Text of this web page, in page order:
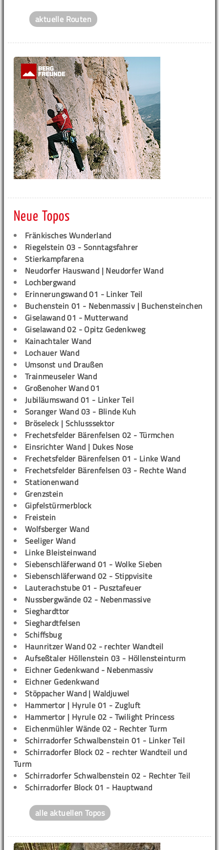
aktuelle Routen
Neue Topos
Fränkisches Wunderland
Riegelstein 03 - Sonntagsfahrer
Stierkampfarena
Neudorfer Hauswand | Neudorfer Wand
Lochbergwand
Erinnerungswand 01 - Linker Teil
Buchenstein 01 - Nebenmassiv | Buchensteinchen
Giselawand 01 - Mutterwand
Giselawand 02 - Opitz Gedenkweg
Kainachtaler Wand
Lochauer Wand
Umsonst und Draußen
Trainmeuseler Wand
Großenoher Wand 01
Jubiläumswand 01 - Linker Teil
Soranger Wand 03 - Blinde Kuh
Bröseleck | Schlusssektor
Frechetsfelder Bärenfelsen 02 - Türmchen
Einsrichter Wand | Dukes Nose
Frechetsfelder Bärenfelsen 01 - Linke Wand
Frechetsfelder Bärenfelsen 03 - Rechte Wand
Stationenwand
Grenzstein
Gipfelstürmerblock
Freistein
Wolfsberger Wand
Seeliger Wand
Linke Bleisteinwand
Siebenschläferwand 01 - Wolke Sieben
Siebenschläferwand 02 - Stippvisite
Lauterachstube 01 - Pusztafeuer
Nussbergwände 02 - Nebenmassive
Sieghardttor
Sieghardtfelsen
Schiffsbug
Haunritzer Wand 02 - rechter Wandteil
Aufseßtaler Höllenstein 03 - Höllensteinturm
Eichner Gedenkwand - Nebenmassiv
Eichner Gedenkwand
Stöppacher Wand | Waldjuwel
Hammertor | Hyrule 01 - Zugluft
Hammertor | Hyrule 02 - Twilight Princess
Eichenmühler Wände 02 - Rechter Turm
Schirradorfer Schwalbenstein 01 - Linker Teil
Schirradorfer Block 02 - rechter Wandteil und
Turm
Schirradorfer Schwalbenstein 02 - Rechter Teil
Schirradorfer Block 01 - Hauptwand
alle aktuellen Topos